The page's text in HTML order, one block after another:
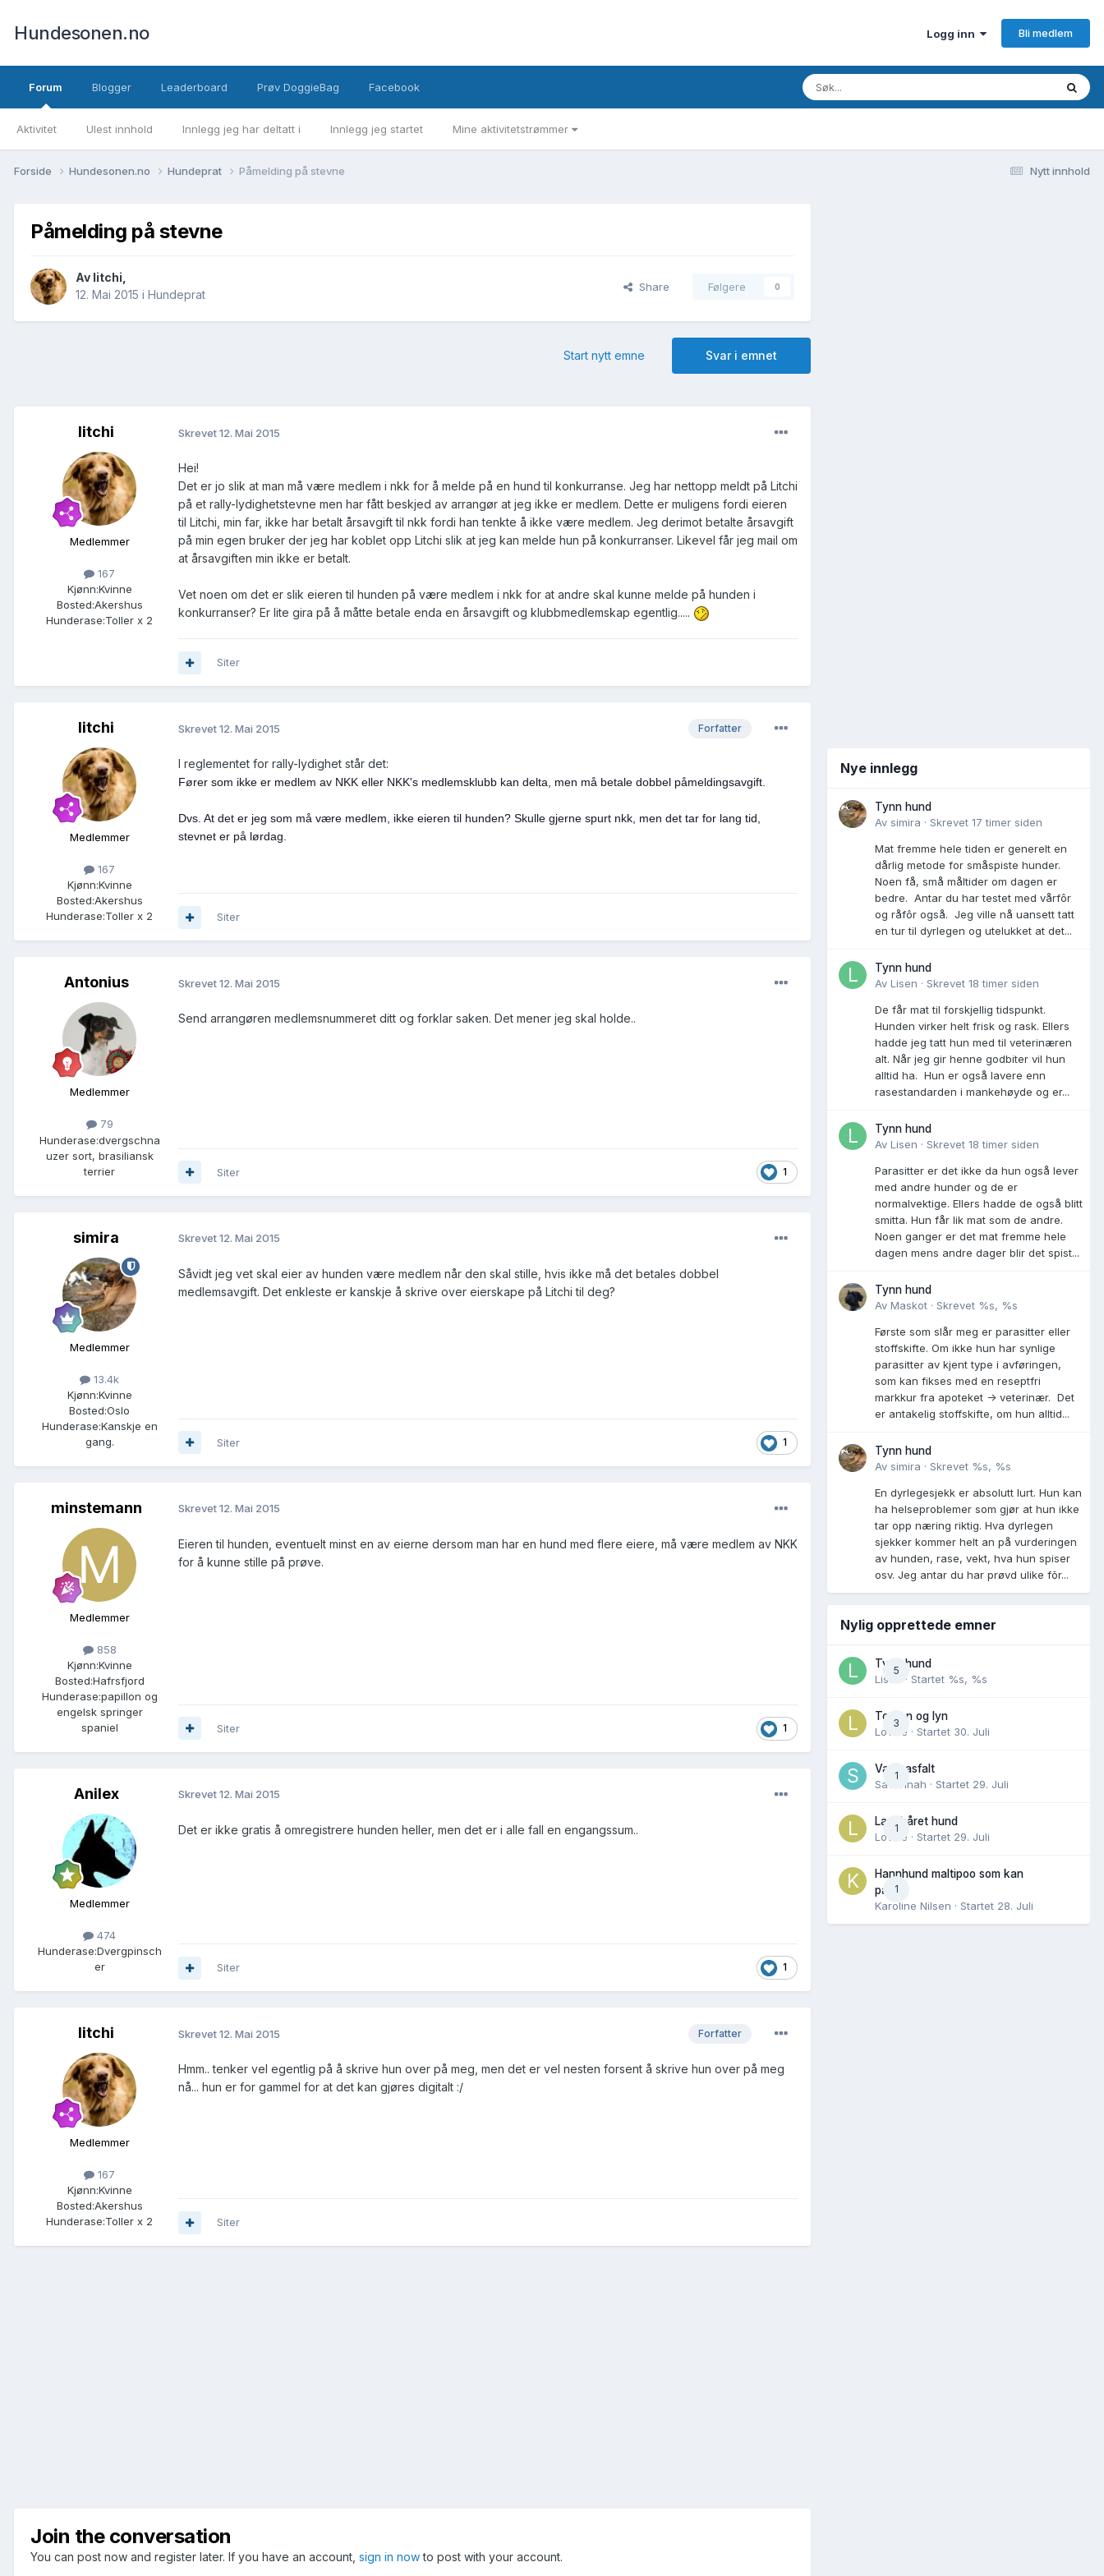
Hundesonen.no Logg inn Bli medlem
Forum
Aktivitet Ulest innhold Innlegg jeg har deltatt i Innlegg jeg startet Mine aktivitetstrømmer
Blogger Leaderboard Prøv DoggieBag Facebook
Nytt innhold
Forside Hundesonen.no Hundeprat Påmelding på stevne
Påmelding på stevne
Av litchi
12. Mai 2015 i Hundeprat
Share Følgere 0
Svar i emnet
Start nytt emne
litchi
Medlemmer
167
Kjønn:Kvinne
Bosted:Akershus
Hunderase:Toller x 2
Skrevet12. Mai 2015
Hei!
Det er jo slik at man må være medlem i nkk for å melde på en hund til konkurranse. Jeg har nettopp meldt på Litchi
på et rally-lydighetstevne men har fått beskjed av arrangør at jeg ikke er medlem. Dette er muligens fordi eieren
til Litchi, min far, ikke har betalt årsavgift til nkk fordi han tenkte å ikke være medlem. Jeg derimot betalte årsavgift
på min egen bruker der jeg har koblet opp Litchi slik at jeg kan melde hun på konkurranser. Likevel får jeg mail om
at årsavgiften min ikke er betalt.
Vet noen om det er slik eieren til hunden på være medlem i nkk for at andre skal kunne melde på hunden i
konkurranser? Er lite gira på å måtte betale enda en årsavgift og klubbmedlemskap egentlig.....
Siter
litchi
Medlemmer
167
Kjønn:Kvinne
Bosted:Akershus
Hunderase:Toller x 2
Forfatter
Skrevet12. Mai 2015
I reglementet for rally-lydighet står det:
Fører som ikke er medlem av NKK eller NKK's medlemsklubb kan delta, men må betale dobbel påmeldingsavgift.
Dvs. At det er jeg som må være medlem, ikke eieren til hunden? Skulle gjerne spurt nkk, men det tar for lang tid,
stevnet er på lørdag.
Siter
Antonius
Medlemmer
79
Hunderase:dvergschna
uzer sort, brasiliansk
terrier
Skrevet12. Mai 2015
Send arrangøren medlemsnummeret ditt og forklar saken. Det mener jeg skal holde..
1
Siter
simira
Medlemmer
13.4k
Kjønn:Kvinne
Bosted:Oslo
Hunderase:Kanskje en
gang.
Skrevet12. Mai 2015
Såvidt jeg vet skal eier av hunden være medlem når den skal stille, hvis ikke må det betales dobbel
medlemsavgift. Det enkleste er kanskje å skrive over eierskape på Litchi til deg?
1
Siter
minstemann
Medlemmer
858
Kjønn:Kvinne
Bosted:Hafrsfjord
Hunderase:papillon og
engelsk springer
spaniel
Skrevet12. Mai 2015
Eieren til hunden, eventuelt minst en av eierne dersom man har en hund med flere eiere, må være medlem av NKK
for å kunne stille på prøve.
1
Siter
Anilex
Medlemmer
474
Hunderase:Dvergpinsch
er
Skrevet12. Mai 2015
Det er ikke gratis å omregistrere hunden heller, men det er i alle fall en engangssum..
1
Siter
litchi
Medlemmer
167
Kjønn:Kvinne
Bosted:Akershus
Hunderase:Toller x 2
Forfatter
Skrevet12. Mai 2015
Hmm.. tenker vel egentlig på å skrive hun over på meg, men det er vel nesten forsent å skrive hun over på meg
nå... hun er for gammel for at det kan gjøres digitalt :/
Siter
Join the conversation
You can post now and register later. If you have an account, sign in nowto post with your account.
Nye innlegg
Tynn hund
Av simira · Skrevet 17 timer siden
Mat fremme hele tiden er generelt en
dårlig metode for småspiste hunder.
Noen få, små måltider om dagen er
bedre. Antar du har testet med vårfôr
og råfôr også. Jeg ville nå uansett tatt
en tur til dyrlegen og utelukket at det...
Tynn hund
Av Lisen · Skrevet 18 timer siden
De får mat til forskjellig tidspunkt.
Hunden virker helt frisk og rask. Ellers
hadde jeg tatt hun med til veterinæren
alt. Når jeg gir henne godbiter vil hun
alltid ha. Hun er også lavere enn
rasestandarden i mankehøyde og er...
Tynn hund
Av Lisen · Skrevet 18 timer siden
Parasitter er det ikke da hun også lever
med andre hunder og de er
normalvektige. Ellers hadde de også blitt
smitta. Hun får lik mat som de andre.
Noen ganger er det mat fremme hele
dagen mens andre dager blir det spist...
Tynn hund
Av Maskot · Skrevet %s, %s
Første som slår meg er parasitter eller
stoffskifte. Om ikke hun har synlige
parasitter av kjent type i avføringen,
som kan fikses med en reseptfri
markkur fra apoteket -> veterinær. Det
er antakelig stoffskifte, om hun alltid...
Tynn hund
Av simira · Skrevet %s, %s
En dyrlegesjekk er absolutt lurt. Hun kan
ha helseproblemer som gjør at hun ikke
tar opp næring riktig. Hva dyrlegen
sjekker kommer helt an på vurderingen
av hunden, rase, vekt, hva hun spiser
osv. Jeg antar du har prøvd ulike fõr...
Nylig opprettede emner
5
Tynn hund
Lisen
· Startet %s, %s
3
Torden og lyn
Lovise · Startet 30. Juli
1
Varm asfalt
Savannah · Startet 29. Juli
1
Langhåret hund
Lovise · Startet 29. Juli
1
Hannhund maltipoo som kan
parres
Karoline Nilsen · Startet 28. Juli